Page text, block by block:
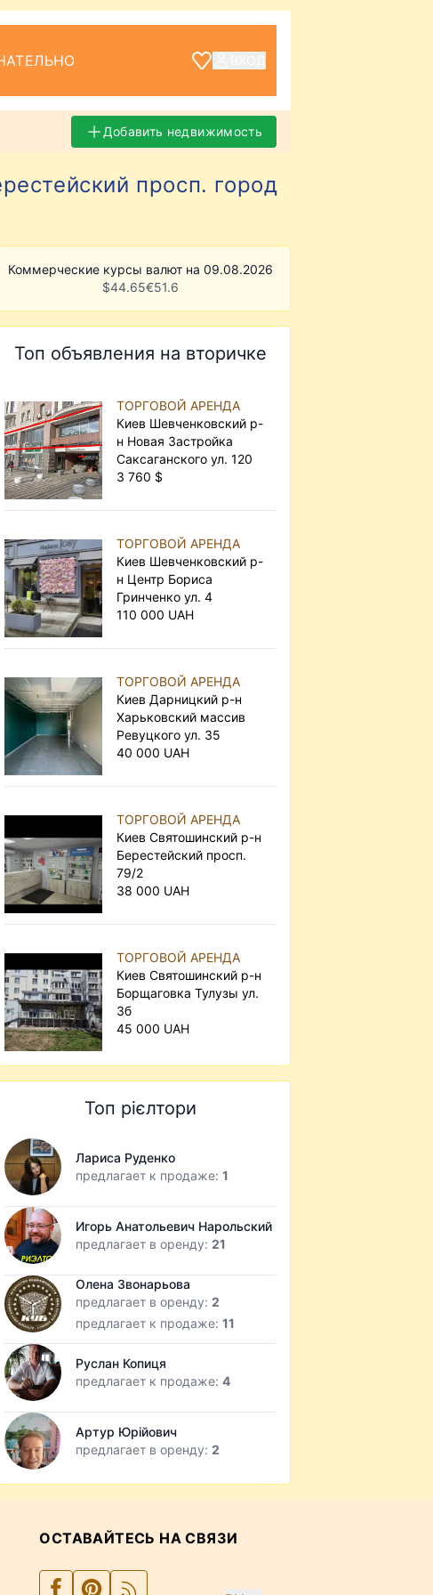
Добавить недвижимость
просп. город
Коммерческие курсы валют на 09.08.2026
$44.65€51.6
Топ объявления на вторичке
ТОРГОВОЙ АРЕНДА
Киев Шевченковский р-
н Новая Застройка
Саксаганского ул. 120
3 760 $
ТОРГОВОЙ АРЕНДА
Киев Шевченковский р-
н Центр Бориса
Гринченко ул. 4
110 000 UAH
ТОРГОВОЙ АРЕНДА
Киев Дарницкий р-н
Харьковский массив
Ревуцкого ул. 35
40 000 UAH
ТОРГОВОЙ АРЕНДА
Киев Святошинский р-н
Берестейский просп.
79/2
38 000 UAH
ТОРГОВОЙ АРЕНДА
Киев Святошинский р-н
Борщаговка Тулузы ул.
3б
45 000 UAH
Топ рієлтори
Лариса Руденко
предлагает к продаже:1
Игорь Анатольевич Нарольский
предлагает в оренду:21
Олена Звонарьова
предлагает в оренду:2
предлагает к продаже:11
Руслан Копиця
предлагает к продаже:4
Артур Юрійович
предлагает в оренду:2
ОСТАВАЙТЕСЬ НА СВЯЗИ